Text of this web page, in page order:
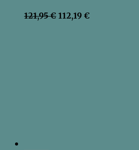
121,95€ Pôvodná
112,19 €